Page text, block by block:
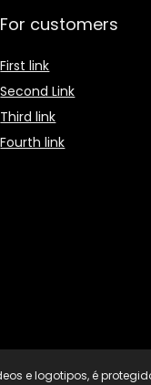
For customers
First link
Second Link
Third link
Fourth link
e logotipos, é